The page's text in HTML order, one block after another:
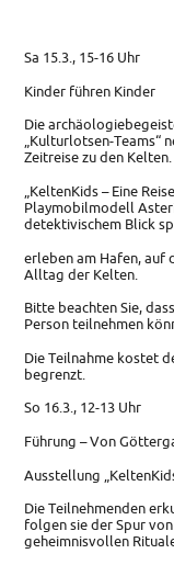
Sa 15.3., 15-16 Uhr
Kinder führen Kinder
Die
„Kulturlotsen-Teams“
Zeitreise zu den
„KeltenKids – Eine
Playmobilmodell
detektivischem Blick
erleben am Hafen, auf
Alltag der Kelten.
Bitte beachten Sie,
Person teilnehmen
Die Teilnahme kostet
begrenzt.
So 16.3., 12-13 Uhr
Führung – Von
Ausstellung
Die Teilnehmenden
folgen sie der Spur
geheimnisvollen